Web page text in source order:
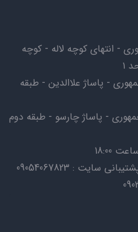
- انتهای کوچه لاله - کوچه
- پاساژ علاالدین - طبقه
- پاساژ چارسو - طبقه دوم
سایت : 09054067823